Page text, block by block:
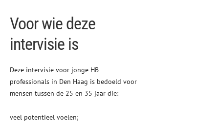
Voor wie deze
intervisie is
Deze intervisie voor jonge HB
professionals in Den Haag is bedoeld voor
mensen tussen de 25 en 35 jaar die:
veel potentieel voelen;